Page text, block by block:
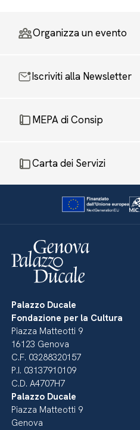
Organizza un evento
Iscriviti alla Newsletter
MEPA di Consip
Carta dei Servizi
Palazzo Ducale
Fondazione per la Cultura
Piazza Matteotti 9
16123 Genova
C.F. 03288320157
P.I. 03137910109
C.D. A4707H7
Palazzo Ducale
Piazza Matteotti 9
Genova